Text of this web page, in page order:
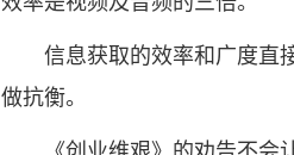
信息获取的效率和广度直接
做抗衡。